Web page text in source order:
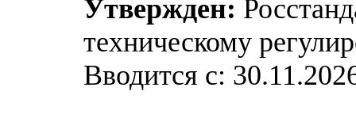
Утвержден:
техническому
Вводится с: